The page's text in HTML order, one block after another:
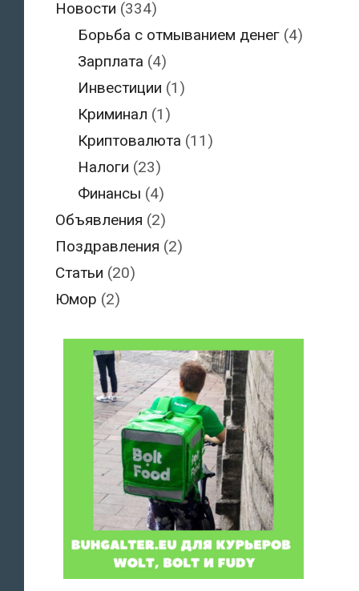
Новости (334)
Борьба с отмыванием денег (4)
Зарплата (4)
Инвестиции (1)
Криминал (1)
Криптовалюта (11)
Налоги (23)
Финансы (4)
Объявления (2)
Поздравления (2)
Статьи (20)
Юмор (2)